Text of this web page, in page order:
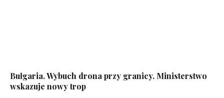
Bułgaria. Wybuch drona przy granicy. Ministerstwo
wskazuje nowy trop